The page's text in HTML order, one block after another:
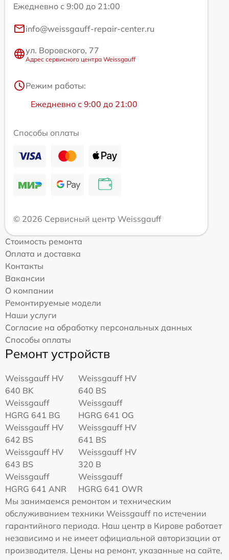
Ежедневно с 9:00 до 21:00
info@weissgauff-repair-center.ru
ул. Воровского, 77
Адрес сервисного центра Weissgauff
Режим работы:
Ежедневно с 9:00 до 21:00
Способы оплаты
© 2026 Сервисный центр Weissgauff
Стоимость ремонта
Оплата и доставка
Контакты
Вакансии
О компании
Ремонтируемые модели
Наши услуги
Согласие на обработку персональных данных
Способы оплаты
Ремонт устройств
Weissgauff HV
640 BK
Weissgauff HV
640 BS
Weissgauff
HGRG 641 BG
Weissgauff
HGRG 641 OG
Weissgauff HV
642 BS
Weissgauff HV
641 BS
Weissgauff HV
643 BS
Weissgauff HV
320 B
Weissgauff
HGRG 641 ANR
Weissgauff
HGRG 641 OWR
Мы занимаемся ремонтом и техническим
обслуживанием техники Weissgauff по истечении
гарантийного периода. Наш центр в Кирове работает
независимо и не имеет официальной авторизации от
производителя. Цены на ремонт, указанные на сайте,